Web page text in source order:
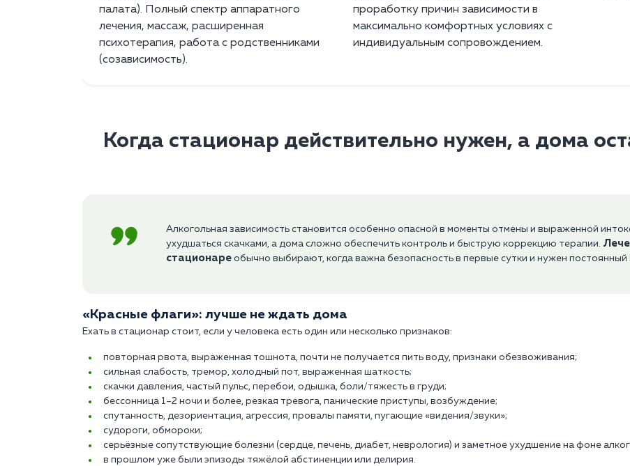
палата). Полный спектр аппаратного
лечения, массаж, расширенная
психотерапия, работа с родственниками
(созависимость).
проработку причин зависимости в
максимально комфортных условиях с
индивидуальным сопровождением.
Когда стационар действительно нужен, а дома
Алкогольная зависимость становится особенно опасной в моменты отмены и выраженной
ухудшаться скачками, а дома сложно обеспечить контроль и быструю коррекцию терапии.
стационаре обычно выбирают, когда важна безопасность в первые сутки и нужен постоянный
«Красные флаги»: лучше не ждать дома
Ехать в стационар стоит, если у человека есть один или несколько признаков:
повторная рвота, выраженная тошнота, почти не получается пить воду, признаки обезвоживания;
сильная слабость, тремор, холодный пот, выраженная шаткость;
скачки давления, частый пульс, перебои, одышка, боли/тяжесть в груди;
бессонница 1–2 ночи и более, резкая тревога, панические приступы, возбуждение;
спутанность, дезориентация, агрессия, провалы памяти, пугающие «видения/звуки»;
судороги, обмороки;
серьёзные сопутствующие болезни (сердце, печень, диабет, неврология) и заметное ухудшение на фоне
в прошлом уже были эпизоды тяжёлой абстиненции или делирия.